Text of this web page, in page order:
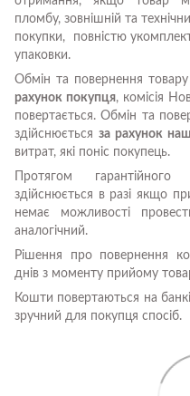
пломбу, зовнішній та
покупки, повністю
упаковки.
Обмін та повернення товару
рахунок покупця, комісія
повертається. Обмін та
здійснюється за рахунок
витрат, які поніс покупець.
Протягом
здійснюється в разі якщо
немає можливості
аналогічний.
Рішення про повернення
днів з моменту прийому
Кошти повертаються на
зручний для покупця спосіб.